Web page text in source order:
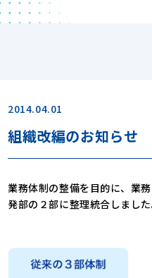
2014.04.01
組織改編のお知らせ
業務体制の整備を目的に、業
発部の２部に整理統合しました